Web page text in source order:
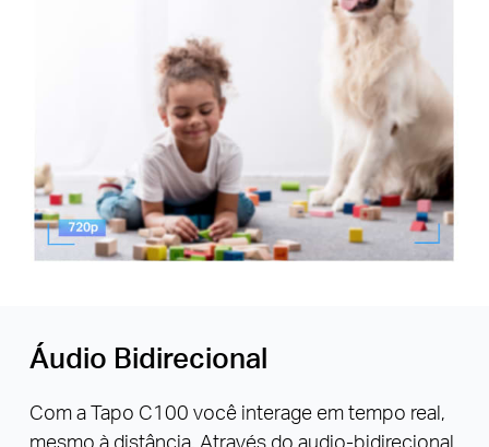
Áudio Bidirecional
Com a Tapo C100 você interage em tempo real,
mesmo à distância. Através do audio-bidirecional